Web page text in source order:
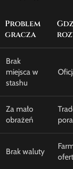
Problem
gracza
Brak
miejsca w
stashu
Za mało
obrażeń
Brak waluty